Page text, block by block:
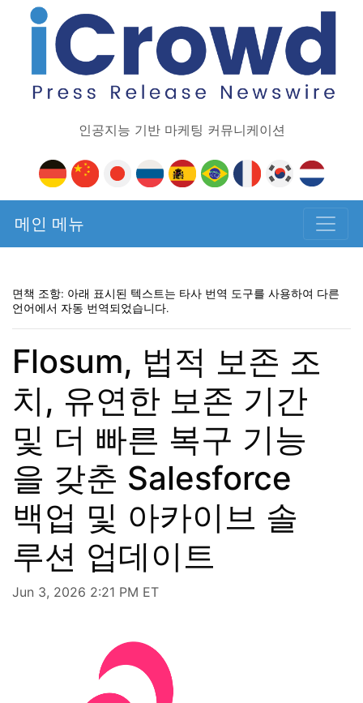
인공지능 기반 마케팅 커뮤니케이션
메인 메뉴
면책 조항: 아래 표시된 텍스트는 타사 번역 도구를 사용하여 다른
언어에서 자동 번역되었습니다.
Flosum, 법적 보존 조
치, 유연한 보존 기간
및 더 빠른 복구 기능
을 갖춘 Salesforce
백업 및 아카이브 솔
루션 업데이트
Jun 3, 2026 2:21 PM ET